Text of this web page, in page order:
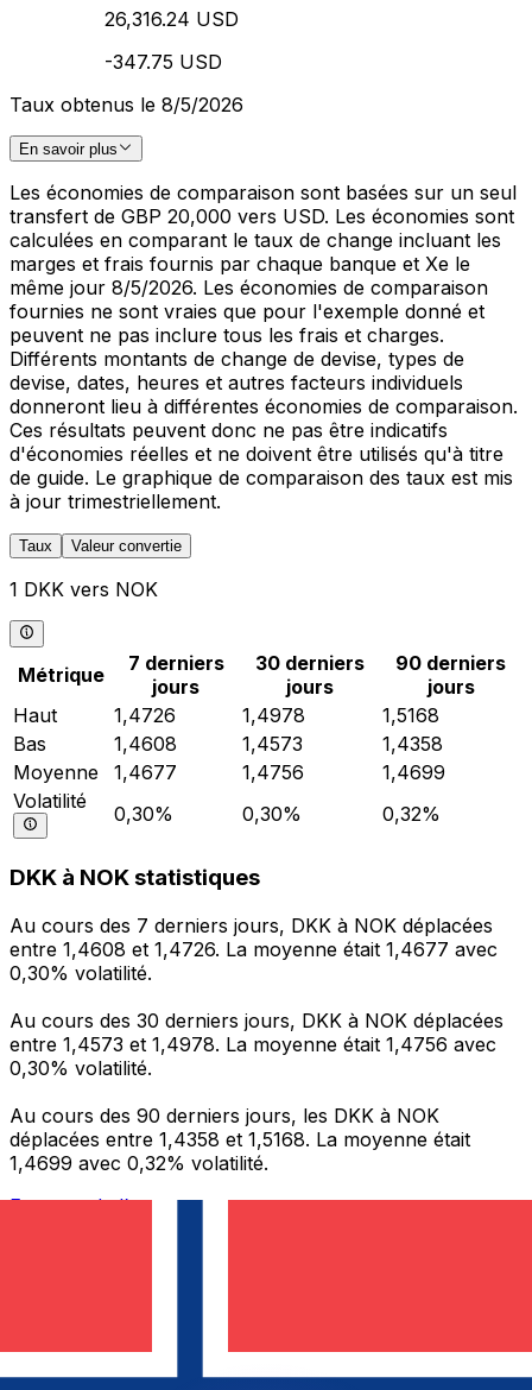
26,316.24 USD
-347.75 USD
Taux obtenus le 8/5/2026
En savoir plus
Les économies de comparaison sont basées sur un seul
transfert de GBP 20,000 vers USD. Les économies sont
calculées en comparant le taux de change incluant les
marges et frais fournis par chaque banque et Xe le
même jour 8/5/2026. Les économies de comparaison
fournies ne sont vraies que pour l'exemple donné et
peuvent ne pas inclure tous les frais et charges.
Différents montants de change de devise, types de
devise, dates, heures et autres facteurs individuels
donneront lieu à différentes économies de comparaison.
Ces résultats peuvent donc ne pas être indicatifs
d'économies réelles et ne doivent être utilisés qu'à titre
de guide. Le graphique de comparaison des taux est mis
à jour trimestriellement.
Taux Valeur convertie
1 DKK vers NOK
Métrique
7 derniers
jours
30 derniers
jours
90 derniers
jours
Haut
1,4726 1,4978
1,5168
Bas
1,4608 1,4573
1,4358
Moyenne
1,4677 1,4756
1,4699
Volatilité
0,30% 0,30% 0,32%
DKK à NOK statistiques
Au cours des 7 derniers jours, DKK à NOK déplacées
entre 1,4608 et 1,4726. La moyenne était 1,4677 avec
0,30% volatilité.
Au cours des 30 derniers jours, DKK à NOK déplacées
entre 1,4573 et 1,4978. La moyenne était 1,4756 avec
0,30% volatilité.
Au cours des 90 derniers jours, les DKK à NOK
déplacées entre 1,4358 et 1,5168. La moyenne était
1,4699 avec 0,32% volatilité.
Envoyer de l’argent
nécessaires pour vos transferts d'argent internationaux
et la gestion de vos devises. Convertissez des devises,